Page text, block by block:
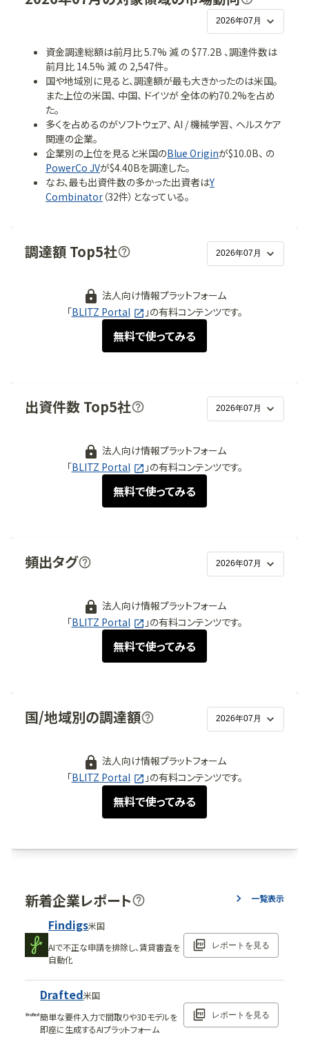
資金調達総額は前月比 5.7% 減 の $77.2B 、調達件数は
前月比 14.5% 減 の 2,547件。
国や地域別に見ると、調達額が最も大きかったのは米国。
また上位の米国、 中国、 ドイツが 全体の約70.2%を占め
た。
多くを占めるのがソフトウェア、 AI / 機械学習、 ヘルスケア
関連の企業。
企業別の上位を見ると米国のBlue Originが$10.0B、 の
PowerCo JVが$4.40Bを調達した。
なお、最も出資件数の多かった出資者はY
Combinator （32件） となっている。
調達額 Top5社
法人向け情報プラットフォーム
「BLITZ Portal 」の有料コンテンツです。
無料で使ってみる
出資件数 Top5社
法人向け情報プラットフォーム
「BLITZ Portal 」の有料コンテンツです。
無料で使ってみる
頻出タグ
法人向け情報プラットフォーム
「BLITZ Portal 」の有料コンテンツです。
無料で使ってみる
国/地域別の調達額
法人向け情報プラットフォーム
「BLITZ Portal 」の有料コンテンツです。
無料で使ってみる
新着企業レポート 一覧表示
Findigs米国
AIで不正な申請を排除し、賃貸審査を
自動化
レポートを見る
Drafted米国
簡単な要件入力で間取りや3Dモデルを
即座に生成するAIプラットフォーム
レポートを見る